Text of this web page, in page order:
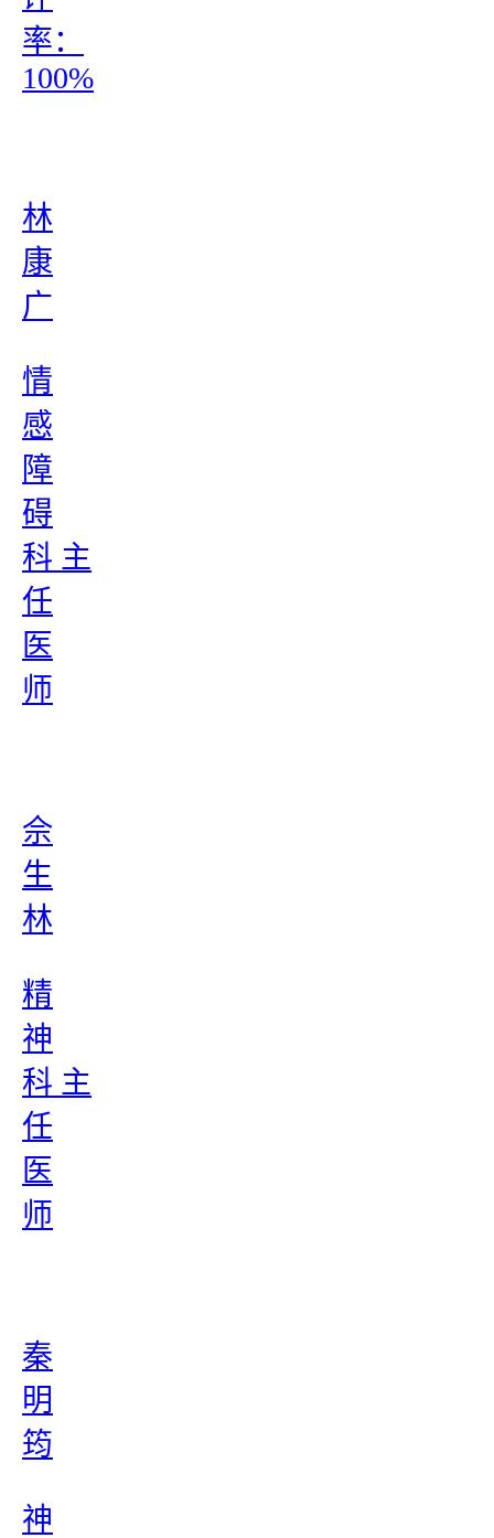
率：
100%
林
康
广
情
感
障
碍
科 主
任
医
师
佘
生
林
精
神
科 主
任
医
师
秦
明
筠
神